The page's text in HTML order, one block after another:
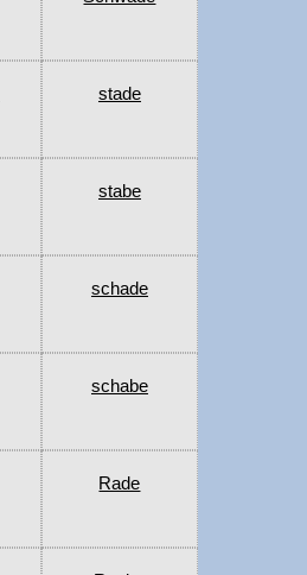
stade
stabe
schade
schabe
Rade